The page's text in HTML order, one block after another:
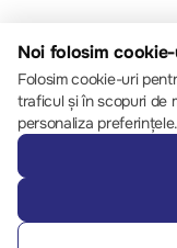
Noi folosim
Folosim cookie-uri
traficul și în scopuri de
personaliza preferințele.